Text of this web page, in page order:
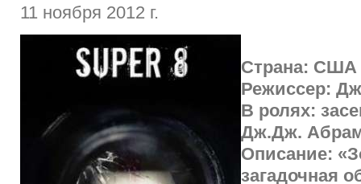
11 ноября 2012 г.
Страна: США
Режиссер:
В ролях:
Дж.Дж.
Описание:
загадочная